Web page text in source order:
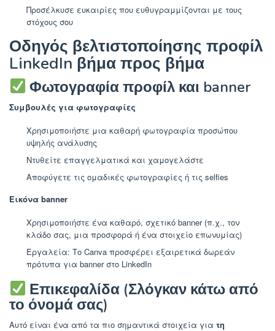
Προσέλκυσε ευκαιρίες που ευθυγραμμίζονται με τους
στόχους σου
Οδηγός βελτιστοποίησης προφίλ
LinkedIn βήμα προς βήμα
Φωτογραφία προφίλ και banner
Συμβουλές για φωτογραφίες
Χρησιμοποιήστε μια καθαρή φωτογραφία προσώπου
υψηλής ανάλυσης
Ντυθείτε επαγγελματικά και χαμογελάστε
Αποφύγετε τις ομαδικές φωτογραφίες ή τις selfies
Εικόνα banner
Χρησιμοποιήστε ένα καθαρό, σχετικό banner (π.χ., τον
κλάδο σας, μια προσφορά ή ένα στοιχείο επωνυμίας)
Εργαλεία: Το Canva προσφέρει εξαιρετικά δωρεάν
πρότυπα για banner στο LinkedIn
Επικεφαλίδα (Σλόγκαν κάτω από
το όνομά σας)
Αυτό είναι ένα από τα πιο σημαντικά στοιχεία για τη